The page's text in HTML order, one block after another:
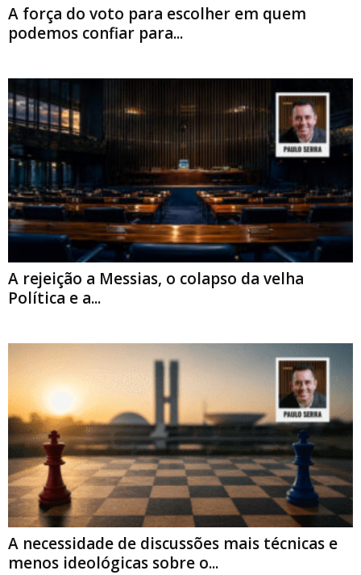
A força do voto para escolher em quem
podemos confiar para...
A rejeição a Messias, o colapso da velha
Política e a...
A necessidade de discussões mais técnicas e
menos ideológicas sobre o...